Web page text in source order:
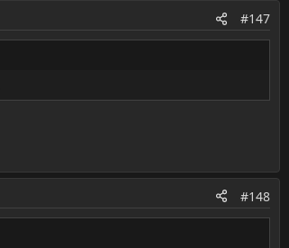
#147
#148